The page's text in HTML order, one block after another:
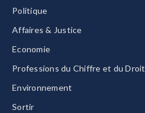
Politique
Affaires & Justice
Economie
Professions du Chiffre et du Droit
Environnement
Sortir